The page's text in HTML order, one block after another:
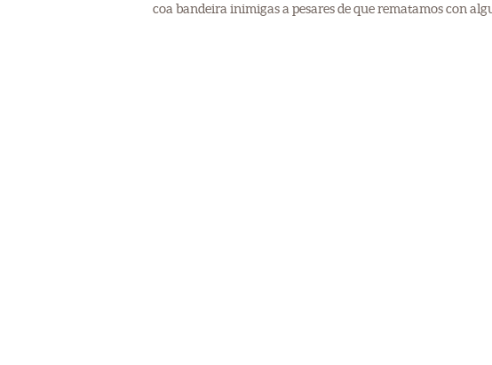
coa bandeira inimigas a pesares de que rematamos con